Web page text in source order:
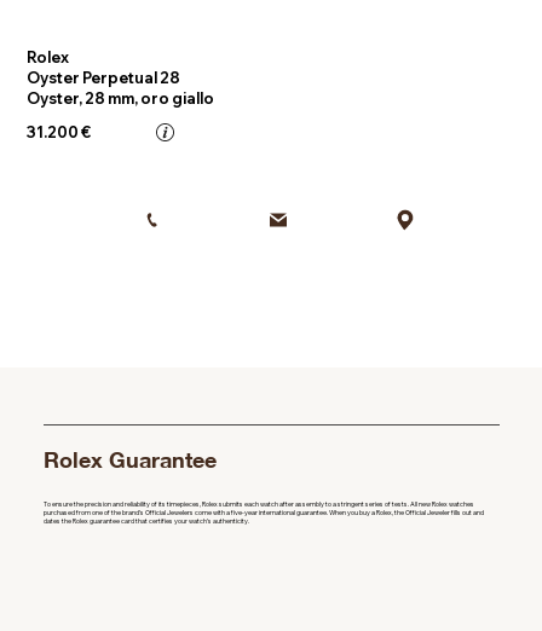
Rolex
Oyster Perpetual 28
Oyster, 28 mm, oro giallo
31.200 €
Rolex Guarantee
To ensure the precision and reliability of its timepieces, Rolex submits each watch after assembly to a stringent series of tests. All new Rolex watches
purchased from one of the brand’s Official Jewelers come with a five-year international guarantee. When you buy a Rolex, the Official Jeweler fills out and
dates the Rolex guarantee card that certifies your watch’s authenticity.